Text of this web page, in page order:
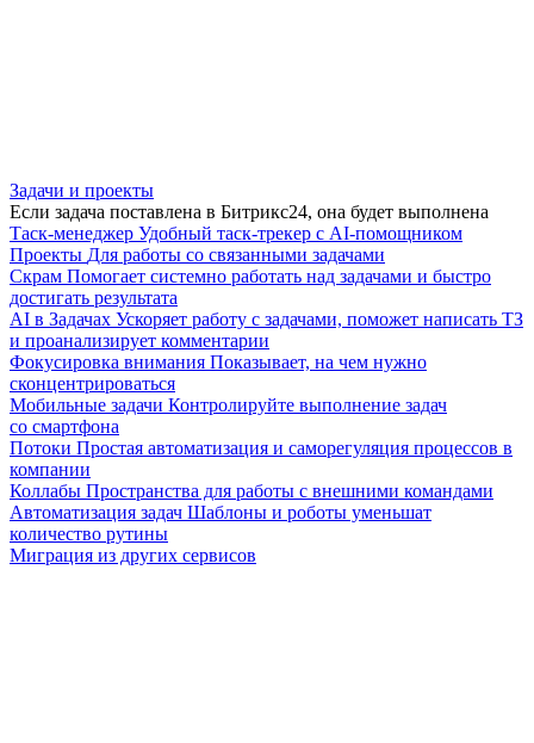
Задачи и проекты
Если задача поставлена в Битрикс24, она будет выполнена
Таск-менеджер Удобный таск-трекер с AI-помощником
Проекты Для работы со связанными задачами
Скрам Помогает системно работать над задачами и быстро
достигать результата
AI в Задачах Ускоряет работу с задачами, поможет написать ТЗ
и проанализирует комментарии
Фокусировка внимания Показывает, на чем нужно
сконцентрироваться
Мобильные задачи Контролируйте выполнение задач
со смартфона
Потоки Простая автоматизация и саморегуляция процессов в
компании
Коллабы Пространства для работы с внешними командами
Автоматизация задач Шаблоны и роботы уменьшат
количество рутины
Миграция из других сервисов